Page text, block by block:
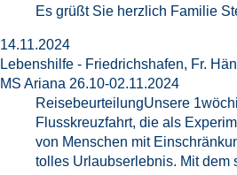
Es grüßt Sie herzlich Familie
14.11.2024
Lebenshilfe - Friedrichshafen, Fr.
MS Ariana 26.10-02.11.2024
ReisebeurteilungUnsere
Flusskreuzfahrt, die als
von Menschen mit
tolles Urlaubserlebnis. Mit dem